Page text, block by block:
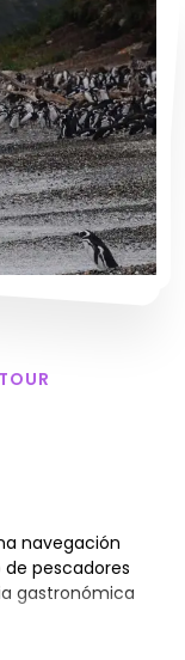
navegación
de pescadores
gastronómica